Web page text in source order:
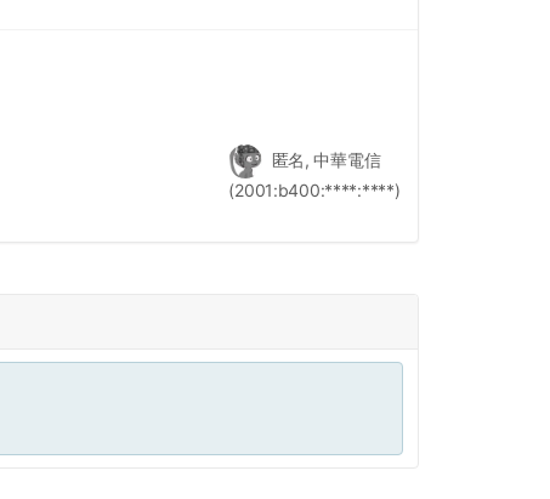
匿名, 中華電信
(2001:b400:****:****)